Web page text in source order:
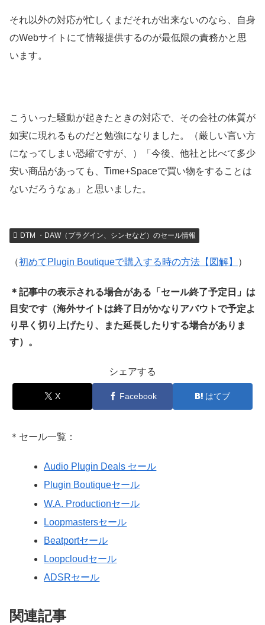
それ以外の対応が忙しくまだそれが出来ないのなら、自身
のWebサイトにて情報提供するのが最低限の責務かと思
います。
こういった騒動が起きたときの対応で、その会社の体質が
如実に現れるものだと勉強になりました。（厳しい言い方
になってしまい恐縮ですが、）「今後、他社と比べて多少
安い商品があっても、Time+Spaceで買い物をすることは
ないだろうなぁ」と思いました。
DTM ・DAW（プラグイン、シンセなど）のセール情報
（初めてPlugin Boutiqueで購入する時の方法【図解】 ）
＊記事中の表示される場合がある「セール終了予定日」は
目安です（海外サイトは終了日がかなりアバウトで予定よ
り早く切り上げたり、また延長したりする場合がありま
す）。
シェアする
X Facebook はてブ
＊セール一覧：
Audio Plugin Deals セール
Plugin Boutiqueセール
W.A. Productionセール
Loopmastersセール
Beatportセール
Loopcloudセール
ADSRセール
関連記事